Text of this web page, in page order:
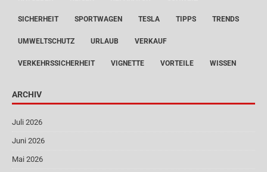
SICHERHEIT SPORTWAGEN TESLA TIPPS TRENDS
UMWELTSCHUTZ URLAUB VERKAUF
VERKEHRSSICHERHEIT VIGNETTE VORTEILE WISSEN
ARCHIV
Juli 2026
Juni 2026
Mai 2026